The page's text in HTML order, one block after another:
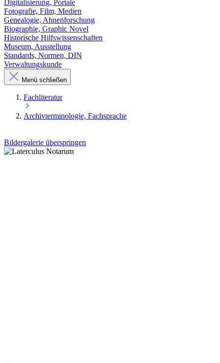
Digitalisierung, Portale
Fotografie, Film, Medien
Genealogie, Ahnenforschung
Biographie, Graphic Novel
Historische Hilfswissenschaften
Museum, Ausstellung
Standards, Normen, DIN
Verwaltungskunde
Menü schließen
Fachliteratur
Archivterminologie, Fachsprache
Bildergalerie überspringen